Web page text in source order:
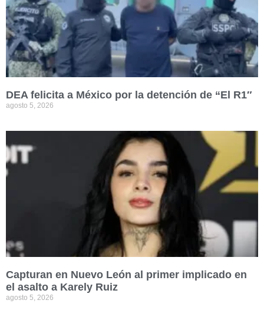
DEA felicita a México por la detención de “El R1″
agosto 5, 2026
Capturan en Nuevo León al primer implicado en
el asalto a Karely Ruiz
agosto 5, 2026